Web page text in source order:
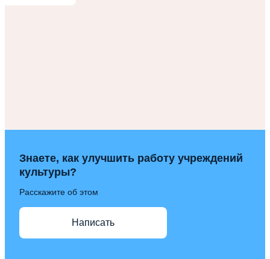
Знаете, как улучшить работу учреждений
культуры?
Расскажите об этом
Написать